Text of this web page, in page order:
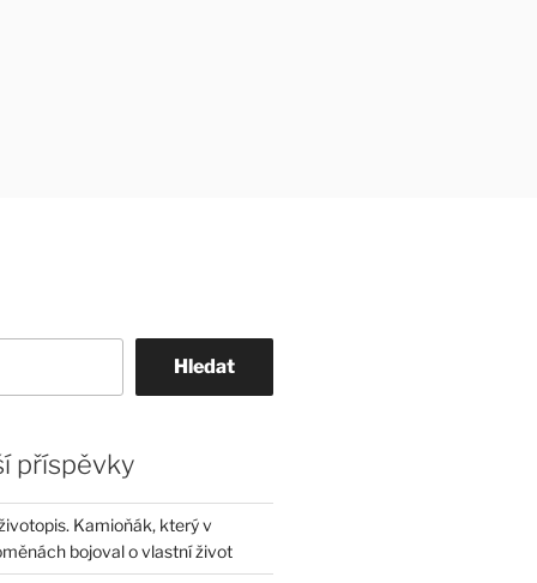
Hledat
příspěvky
Kamioňák, který v
bojoval o vlastní život